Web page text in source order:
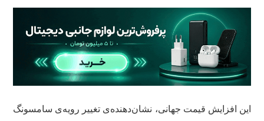
این افزایش قیمت جهانی، نشان‌دهنده‌ی تغییر رویه‌ی سامسونگ